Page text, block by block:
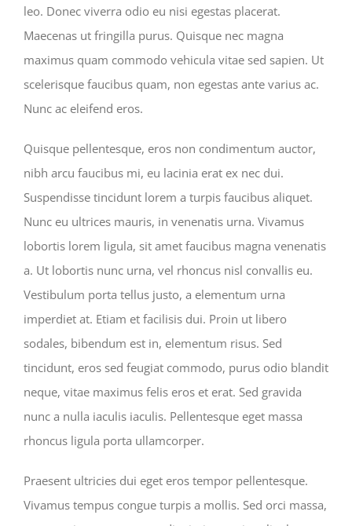
leo. Donec viverra odio eu nisi egestas placerat.
Maecenas ut fringilla purus. Quisque nec magna
maximus quam commodo vehicula vitae sed sapien. Ut
scelerisque faucibus quam, non egestas ante varius ac.
Nunc ac eleifend eros.
Quisque pellentesque, eros non condimentum auctor,
nibh arcu faucibus mi, eu lacinia erat ex nec dui.
Suspendisse tincidunt lorem a turpis faucibus aliquet.
Nunc eu ultrices mauris, in venenatis urna. Vivamus
lobortis lorem ligula, sit amet faucibus magna venenatis
a. Ut lobortis nunc urna, vel rhoncus nisl convallis eu.
Vestibulum porta tellus justo, a elementum urna
imperdiet at. Etiam et facilisis dui. Proin ut libero
sodales, bibendum est in, elementum risus. Sed
tincidunt, eros sed feugiat commodo, purus odio blandit
neque, vitae maximus felis eros et erat. Sed gravida
nunc a nulla iaculis iaculis. Pellentesque eget massa
rhoncus ligula porta ullamcorper.
Praesent ultricies dui eget eros tempor pellentesque.
Vivamus tempus congue turpis a mollis. Sed orci massa,